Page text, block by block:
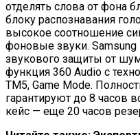
отделять слова от фона
блоку распознавания
высокое соотношение
фоновые звуки. Samsung
звукового защиты от
функция 360 Audio с
TM5, Game Mode.
гарантируют до 8 часов
кейс — еще 20 часов